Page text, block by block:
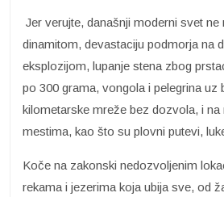
Jer verujte, današnji moderni svet
dinamitom, devastaciju podmorja na
eksplozijom, lupanje stena zbog
po 300 grama, vongola i pelegrina uz
kilometarske mreže bez dozvola, i na
mestima, kao što su plovni putevi,
Koče na zakonski nedozvoljenim
rekama i jezerima koja ubija sve, od